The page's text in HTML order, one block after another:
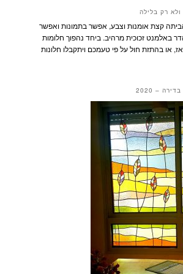
רק בלילה
קצת אומנות וצבע, אפשר בתמונות ואפשר
באלמנט זכוכית מרהיב. ביחד נהפוך חלומות
או בהתזת חול על פי טעמכם ויתקבלו חלונות
– 2020